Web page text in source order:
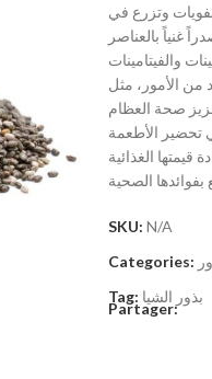
وتزرع في
غنياً بالعناصر
والفيتامينات
من الأمور، مثل
صحة العظام
تحضير الأطعمة
SKU: N/A
Categories:
Tag: بذور الشيا
Partager: